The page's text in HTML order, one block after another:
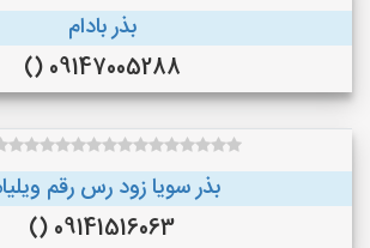
بذر بادام
09147005288 ()
بذر سویا زود رس رقم
09141516063 ()